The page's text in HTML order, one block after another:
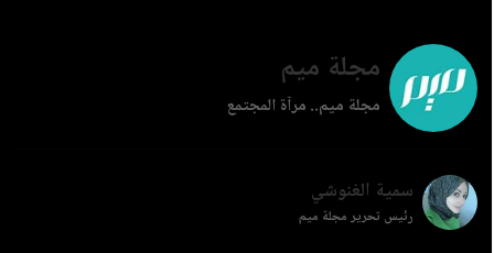
مجلة ميم
مجلة ميم.. مرآة المجتمع
سمية الغنوشي
رئيس تحرير مجلة ميم